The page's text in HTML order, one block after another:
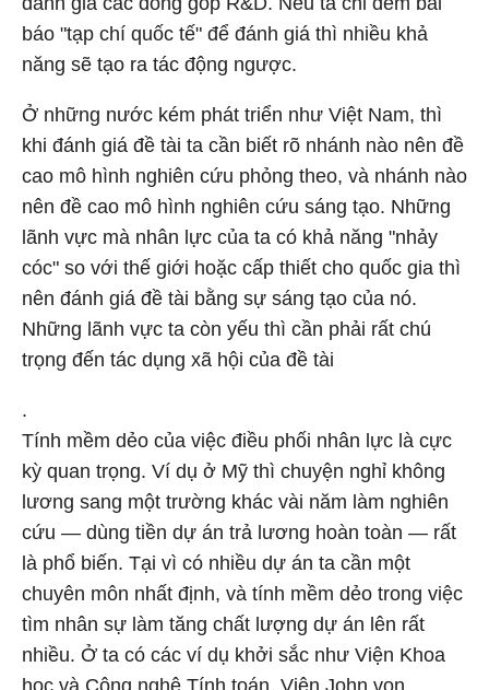
báo "tạp chí quốc tế" để đánh giá thì nhiều khả
năng sẽ tạo ra tác động ngược.
Ở những nước kém phát triển như Việt Nam, thì
khi đánh giá đề tài ta cần biết rõ nhánh nào nên đề
cao mô hình nghiên cứu phỏng theo, và nhánh nào
nên đề cao mô hình nghiên cứu sáng tạo. Những
lãnh vực mà nhân lực của ta có khả năng "nhảy
cóc" so với thế giới hoặc cấp thiết cho quốc gia thì
nên đánh giá đề tài bằng sự sáng tạo của nó.
Những lãnh vực ta còn yếu thì cần phải rất chú
trọng đến tác dụng xã hội của đề tài
.
Tính mềm dẻo của việc điều phối nhân lực là cực
kỳ quan trọng. Ví dụ ở Mỹ thì chuyện nghỉ không
lương sang một trường khác vài năm làm nghiên
cứu — dùng tiền dự án trả lương hoàn toàn — rất
là phổ biến. Tại vì có nhiều dự án ta cần một
chuyên môn nhất định, và tính mềm dẻo trong việc
tìm nhân sự làm tăng chất lượng dự án lên rất
nhiều. Ở ta có các ví dụ khởi sắc như Viện Khoa
học và Công nghệ Tính toán, Viện John von